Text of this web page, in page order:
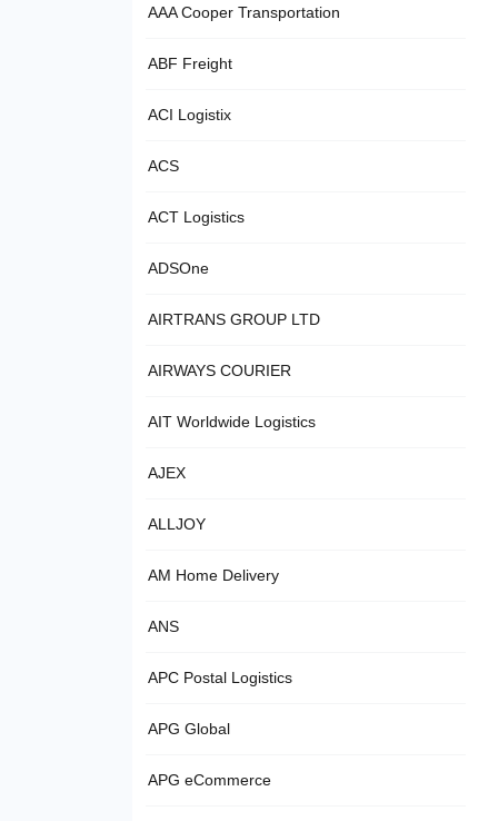
AAA Cooper Transportation
ABF Freight
ACI Logistix
ACS
ACT Logistics
ADSOne
AIRTRANS GROUP LTD
AIRWAYS COURIER
AIT Worldwide Logistics
AJEX
ALLJOY
AM Home Delivery
ANS
APC Postal Logistics
APG Global
APG eCommerce